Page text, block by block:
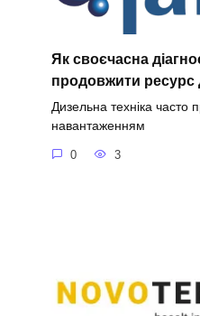
Як своєчасна
продовжити ресурс
Дизельна техніка часто
навантаженням
0 3